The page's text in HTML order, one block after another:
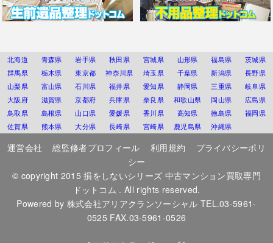
北海道 青森県 岩手県 秋田県 宮城県 山形県 福島県
茨城県
群馬県
栃木県 東京都 神奈川県 埼玉県 千葉県 新潟県
長野県
山梨県
富山県 石川県 福井県 愛知県 静岡県 三重県
岐阜県
大阪府
滋賀県 京都府 兵庫県 奈良県 和歌山県 岡山県
広島県
鳥取県
島根県 山口県 愛媛県 香川県 高知県 徳島県
福岡県
佐賀県
熊本県 大分県 長崎県 宮崎県 鹿児島県 沖縄県
運営会社 総監修者プロフィール 利用規約
プライバシーポリ
シー
© copyright 2015損をしないシリーズ 中古マンション買取専門
ドットコム . All rights reserved.
Powered by 株式会社アリアクランソーシャル TEL.03-5961-
0525 FAX.03-5961-0526